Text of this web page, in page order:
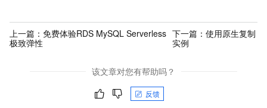
上一篇： 免费体验RDS MySQL Serverless
极致弹性
下一篇： 使用原生复制
实例
该文章对您有帮助吗？
反馈